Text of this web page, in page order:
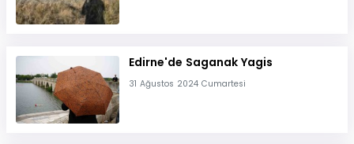
Edirne'de Saganak Yagis
31 Ağustos 2024 Cumartesi